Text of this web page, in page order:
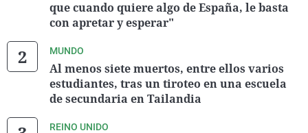
que cuando quiere algo de España, le basta
con apretar y esperar"
MUNDO
Al menos siete muertos, entre ellos varios
estudiantes, tras un tiroteo en una escuela
de secundaria en Tailandia
REINO UNIDO